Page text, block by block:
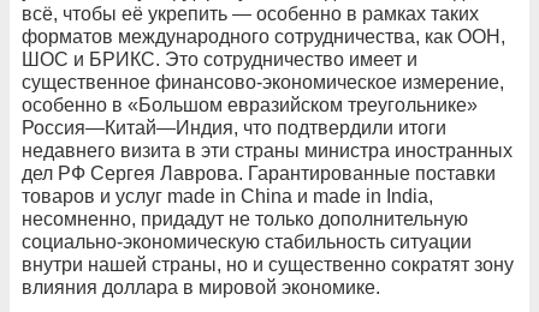
всё, чтобы её укрепить — особенно в рамках таких
форматов международного сотрудничества, как ООН,
ШОС и БРИКС. Это сотрудничество имеет и
существенное финансово-экономическое измерение,
особенно в «Большом евразийском треугольнике»
Россия—Китай—Индия, что подтвердили итоги
недавнего визита в эти страны министра иностранных
дел РФ Сергея Лаврова. Гарантированные поставки
товаров и услуг made in China и made in India,
несомненно, придадут не только дополнительную
социально-экономическую стабильность ситуации
внутри нашей страны, но и существенно сократят зону
влияния доллара в мировой экономике.